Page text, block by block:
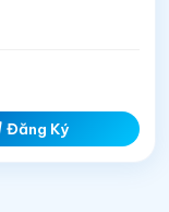
Đăng Ký